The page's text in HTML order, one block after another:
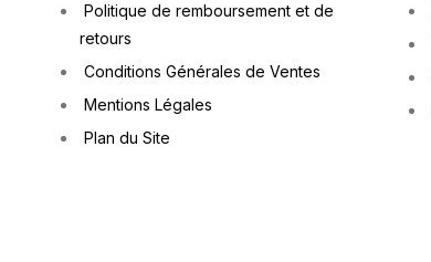
Politique de remboursement et de
retours
Conditions Générales de Ventes
Mentions Légales
Plan du Site